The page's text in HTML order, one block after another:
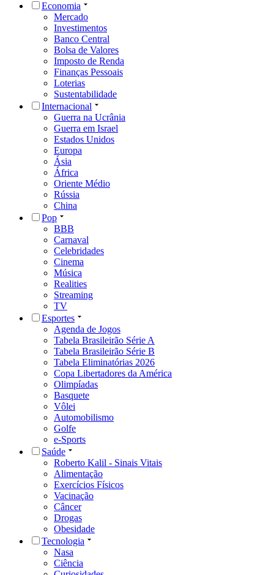
Economia
Mercado
Investimentos
Banco Central
Bolsa de Valores
Imposto de Renda
Finanças Pessoais
Loterias
Sustentabilidade
Internacional
Guerra na Ucrânia
Guerra em Israel
Estados Unidos
Europa
Ásia
África
Oriente Médio
Rússia
China
Pop
BBB
Carnaval
Celebridades
Cinema
Música
Realities
Streaming
TV
Esportes
Agenda de Jogos
Tabela Brasileirão Série A
Tabela Brasileirão Série B
Tabela Eliminatórias 2026
Copa Libertadores da América
Olimpíadas
Basquete
Vôlei
Automobilismo
Golfe
e-Sports
Saúde
Roberto Kalil - Sinais Vitais
Alimentação
Exercícios Físicos
Vacinação
Câncer
Drogas
Obesidade
Tecnologia
Nasa
Ciência